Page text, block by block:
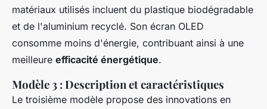
matériaux utilisés incluent du plastique biodégradable
et de l'aluminium recyclé. Son écran OLED
consomme moins d'énergie, contribuant ainsi à une
meilleure efficacité énergétique.
Modèle 3 : Description et caractéristiques
Le troisième modèle propose des innovations en